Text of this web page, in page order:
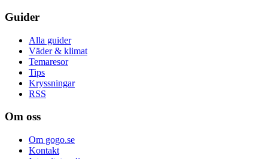
Guider
Alla guider
Väder & klimat
Temaresor
Tips
Kryssningar
RSS
Om oss
Om gogo.se
Kontakt